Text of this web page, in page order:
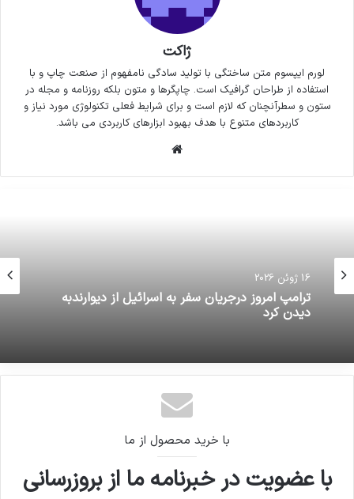
ژاکت
لورم ایپسوم متن ساختگی با تولید سادگی نامفهوم از صنعت چاپ و با
استفاده از طراحان گرافیک است. چاپگرها و متون بلکه روزنامه و مجله در
ستون و سطرآنچنان که لازم است و برای شرایط فعلی تکنولوژی مورد نیاز و
کاربردهای متنوع با هدف بهبود ابزارهای کاربردی می باشد.
16 ژوئن 2026
ترامپ امروز درجریان سفر به اسرائیل از دیوارندبه
دیدن کرد
با خرید محصول از ما
با عضویت در خبرنامه ما از بروزرسانی